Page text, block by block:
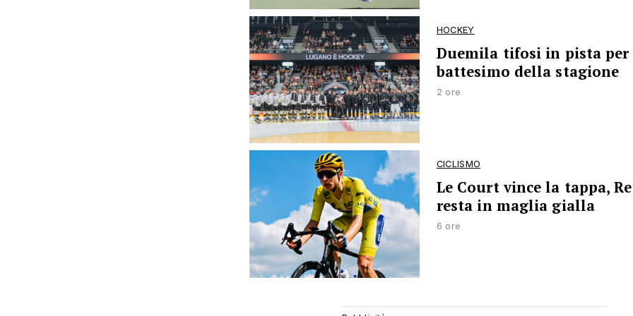
HOCKEY
Duemila tifosi in pista
battesimo della stagione
2 ore
CICLISMO
Le Court vince la tappa,
resta in maglia gialla
6 ore